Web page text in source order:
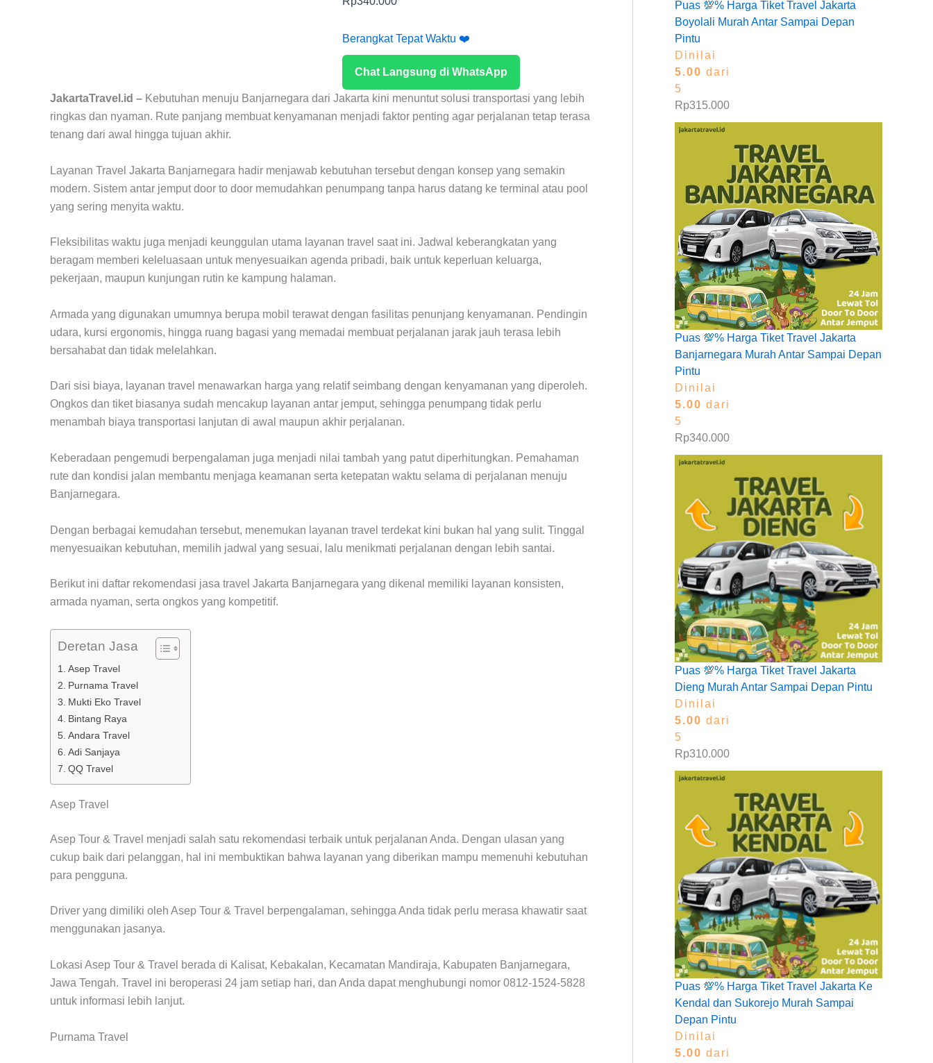
Berangkat Tepat Waktu ❤️
Chat Langsung di WhatsApp
JakartaTravel.id – Kebutuhan menuju Banjarnegara dari Jakarta kini menuntut solusi transportasi yang lebih
ringkas dan nyaman. Rute panjang membuat kenyamanan menjadi faktor penting agar perjalanan tetap terasa
tenang dari awal hingga tujuan akhir.
Layanan Travel Jakarta Banjarnegara hadir menjawab kebutuhan tersebut dengan konsep yang semakin
modern. Sistem antar jemput door to door memudahkan penumpang tanpa harus datang ke terminal atau pool
yang sering menyita waktu.
Fleksibilitas waktu juga menjadi keunggulan utama layanan travel saat ini. Jadwal keberangkatan yang
beragam memberi keleluasaan untuk menyesuaikan agenda pribadi, baik untuk keperluan keluarga,
pekerjaan, maupun kunjungan rutin ke kampung halaman.
Armada yang digunakan umumnya berupa mobil terawat dengan fasilitas penunjang kenyamanan. Pendingin
udara, kursi ergonomis, hingga ruang bagasi yang memadai membuat perjalanan jarak jauh terasa lebih
bersahabat dan tidak melelahkan.
Dari sisi biaya, layanan travel menawarkan harga yang relatif seimbang dengan kenyamanan yang diperoleh.
Ongkos dan tiket biasanya sudah mencakup layanan antar jemput, sehingga penumpang tidak perlu
menambah biaya transportasi lanjutan di awal maupun akhir perjalanan.
Keberadaan pengemudi berpengalaman juga menjadi nilai tambah yang patut diperhitungkan. Pemahaman
rute dan kondisi jalan membantu menjaga keamanan serta ketepatan waktu selama di perjalanan menuju
Banjarnegara.
Dengan berbagai kemudahan tersebut, menemukan layanan travel terdekat kini bukan hal yang sulit. Tinggal
menyesuaikan kebutuhan, memilih jadwal yang sesuai, lalu menikmati perjalanan dengan lebih santai.
Berikut ini daftar rekomendasi jasa travel Jakarta Banjarnegara yang dikenal memiliki layanan konsisten,
armada nyaman, serta ongkos yang kompetitif.
Deretan Jasa
Asep Travel
Purnama Travel
Mukti Eko Travel
Bintang Raya
Andara Travel
Adi Sanjaya
QQ Travel
Asep Travel
Asep Tour & Travel menjadi salah satu rekomendasi terbaik untuk perjalanan Anda. Dengan ulasan yang
cukup baik dari pelanggan, hal ini membuktikan bahwa layanan yang diberikan mampu memenuhi kebutuhan
para pengguna.
Driver yang dimiliki oleh Asep Tour & Travel berpengalaman, sehingga Anda tidak perlu merasa khawatir saat
menggunakan jasanya.
Lokasi Asep Tour & Travel berada di Kalisat, Kebakalan, Kecamatan Mandiraja, Kabupaten Banjarnegara,
Jawa Tengah. Travel ini beroperasi 24 jam setiap hari, dan Anda dapat menghubungi nomor 0812-1524-5828
untuk informasi lebih lanjut.
Purnama Travel
Puas 💯% Harga Tiket Travel Jakarta
Boyolali Murah Antar Sampai Depan
Pintu
Dinilai
5.00 dari
5
Rp315.000
Puas 💯% Harga Tiket Travel Jakarta
Banjarnegara Murah Antar Sampai Depan
Pintu
Dinilai
5.00 dari
5
Rp340.000
Puas 💯% Harga Tiket Travel Jakarta
Dieng Murah Antar Sampai Depan Pintu
Dinilai
5.00 dari
5
Rp310.000
Puas 💯% Harga Tiket Travel Jakarta Ke
Kendal dan Sukorejo Murah Sampai
Depan Pintu
Dinilai
5.00 dari